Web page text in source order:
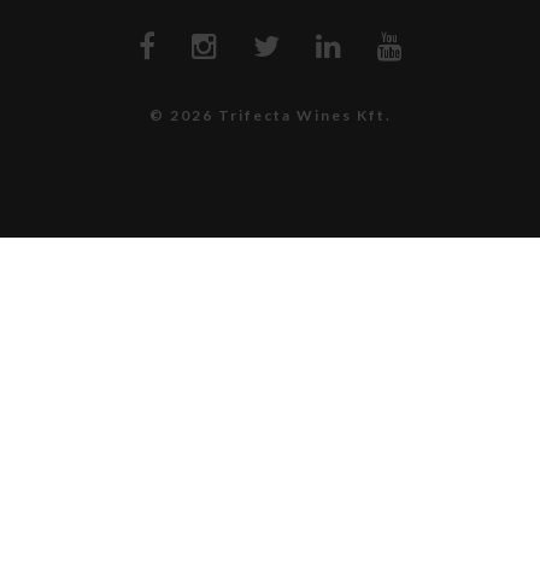
© 2026 Trifecta Wines Kft.